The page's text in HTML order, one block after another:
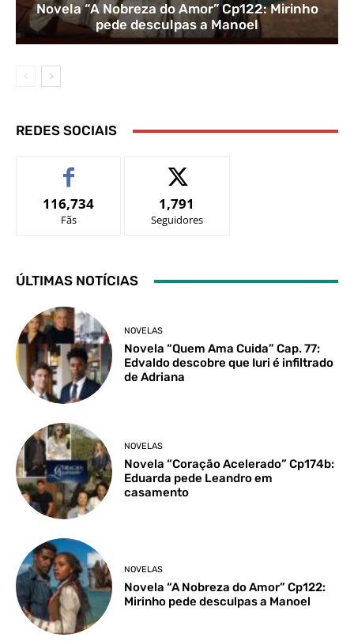
Novela “A Nobreza do Amor” Cp122: Mirinho
pede desculpas a Manoel
REDES SOCIAIS
116,734
Fãs
1,791
Seguidores
ÚLTIMAS NOTÍCIAS
NOVELAS
Novela “Quem Ama Cuida” Cap. 77:
Edvaldo descobre que Iuri é infiltrado
de Adriana
NOVELAS
Novela “Coração Acelerado” Cp174b:
Eduarda pede Leandro em
casamento
NOVELAS
Novela “A Nobreza do Amor” Cp122:
Mirinho pede desculpas a Manoel